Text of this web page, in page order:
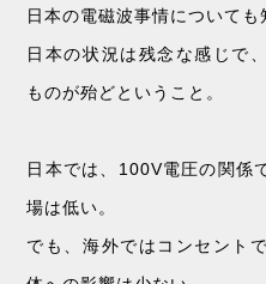
日本の電磁波事情についても
日本の状況は残念な感じで
ものが殆どということ。
日本では、100V電圧の関係
場は低い。
でも、海外ではコンセント